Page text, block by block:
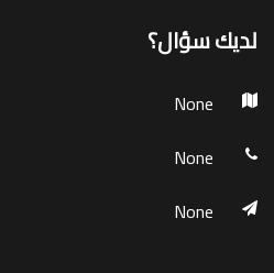
لديك سؤال؟
None
None
None